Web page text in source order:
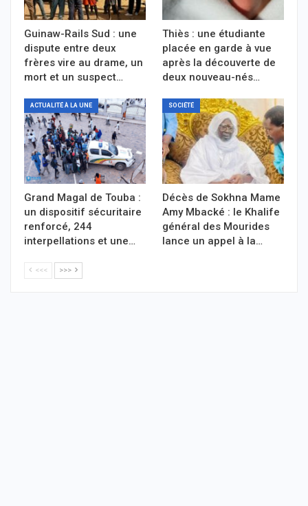
Guinaw-Rails Sud : une
dispute entre deux
frères vire au drame, un
mort et un suspect…
Thiès : une étudiante
placée en garde à vue
après la découverte de
deux nouveau-nés…
ACTUALITÉ À LA UNE
Grand Magal de Touba :
un dispositif sécuritaire
renforcé, 244
interpellations et une…
SOCIÉTÉ
Décès de Sokhna Mame
Amy Mbacké : le Khalife
général des Mourides
lance un appel à la…
<<< >>>